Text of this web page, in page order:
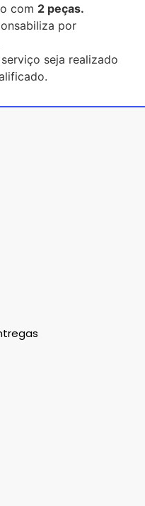
com 2 peças.
por
seja realizado